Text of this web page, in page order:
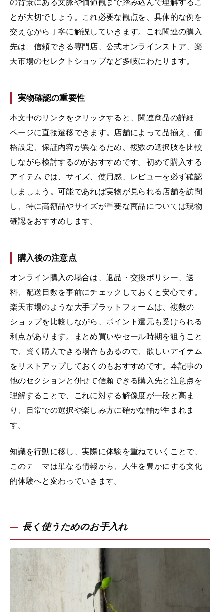
とが大切でしょう。これ必要な観点を、具体的な例を
交えながら丁寧に解説していきます。これ関連の購入
先は、信頼できる専門店、公式オンラインストア、楽
天市場のセレクトショップなど多岐にわたります。
実物確認の重要性
本文中のリンクをクリックすると、関連商品の詳細
ページに直接遷移できます。店舗によって品揃え、価
格設定、保証内容が異なるため、複数の選択肢を比較
しながら検討するのがおすすめです。初めて購入する
アイテムでは、サイズ、使用感、レビューを必ず確認
しましょう。可能であれば実物が見られる店舗を訪問
し、特に高額品やサイズが重要な商品については現物
確認をおすすめします。
購入後の注意点
オンライン購入の場合は、返品・交換ポリシー、送
料、配送日数を事前にチェックしておくと安心です。
楽天市場のような大手プラットフォームは、複数の
ショップを比較しながら、ポイント還元も受けられる
利点があります。まとめ買いやセール時期を狙うこと
で、賢く購入できる場合もあるので、欲しいアイテム
をリストアップしておくのもおすすめです。本記事の
他のセクションと併せて信頼できる購入先と注意点を
理解することで、これに対する解像度が一段と高ま
り、日常での選択や楽しみ方に確かな軸が生まれま
す。
知識を行動に移し、実際に体験を重ねていくことで、
このテーマは単なる情報から、人生を豊かにする文化
的体験へと変わっていきます。
長く使うためのお手入れ